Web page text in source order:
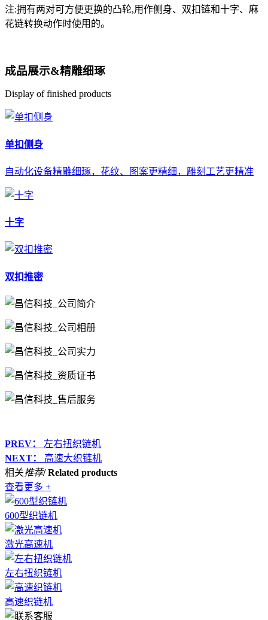
注:拥有两对可方便更换的凸轮,用作侧身、双扣链和十字、麻
花链转换动作时使用的。
成品展示&精雕细琢
Display of finished products
单扣侧身
自动化设备精雕细琢，花纹、图案更精细，雕刻工艺更精准
十字
双扣推密
PREV：
左右扭织链机
NEXT：
高速大织链机
相关推荐/ Related products
查看更多 +
600型织链机
激光高速机
左右扭织链机
高速织链机